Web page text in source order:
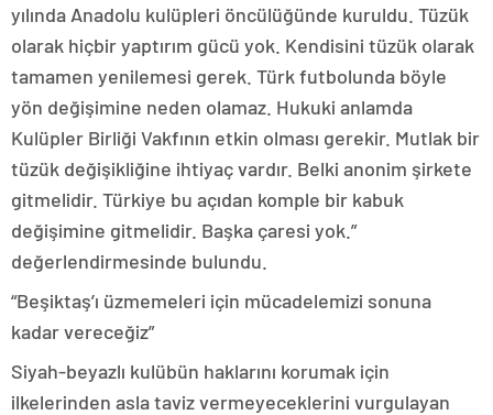
yılında Anadolu kulüpleri öncülüğünde kuruldu. Tüzük
olarak hiçbir yaptırım gücü yok. Kendisini tüzük olarak
tamamen yenilemesi gerek. Türk futbolunda böyle
yön değişimine neden olamaz. Hukuki anlamda
Kulüpler Birliği Vakfının etkin olması gerekir. Mutlak bir
tüzük değişikliğine ihtiyaç vardır. Belki anonim şirkete
gitmelidir. Türkiye bu açıdan komple bir kabuk
değişimine gitmelidir. Başka çaresi yok.”
değerlendirmesinde bulundu.
“Beşiktaş’ı üzmemeleri için mücadelemizi sonuna
kadar vereceğiz”
Siyah-beyazlı kulübün haklarını korumak için
ilkelerinden asla taviz vermeyeceklerini vurgulayan